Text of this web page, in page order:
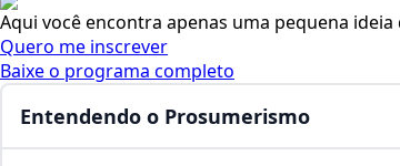
Aqui você encontra apenas uma pequena
Quero me inscrever
Baixe o programa completo
Entendendo o Prosumerismo